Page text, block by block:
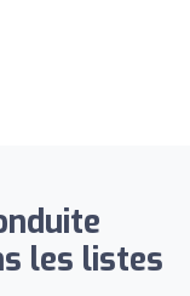
les listes